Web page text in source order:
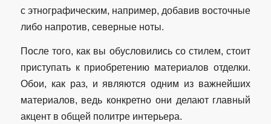
с этнографическим, например, добавив восточные
либо напротив, северные ноты.
После того, как вы обусловились со стилем, стоит
приступать к приобретению материалов отделки.
Обои, как раз, и являются одним из важнейших
материалов, ведь конкретно они делают главный
акцент в общей политре интерьера.